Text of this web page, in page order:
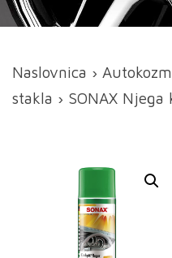
Naslovnica ›
stakla › SONAX